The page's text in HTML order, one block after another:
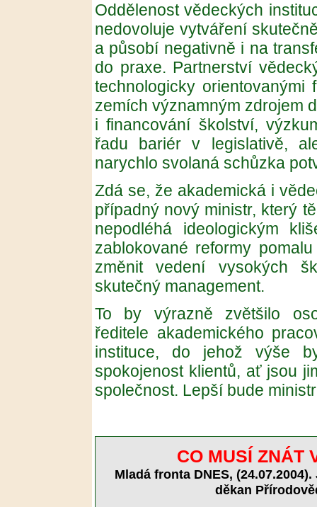
Oddělenost vědeckých
nedovoluje vytváření
a působí negativně i na
do praxe. Partnerství
technologicky
zemích významným zdrojem
i financování školství,
řadu bariér v legislativě,
narychlo svolaná schůzka
Zdá se, že akademická i
případný nový ministr, který
nepodléhá ideologickým
zablokované reformy
změnit vedení vysokých
skutečný management.
To by výrazně zvětšilo
ředitele akademického
instituce, do jehož výše
spokojenost klientů, ať jsou
společnost. Lepší bude
CO MUSÍ ZNÁT
Mladá fronta DNES,
děkan